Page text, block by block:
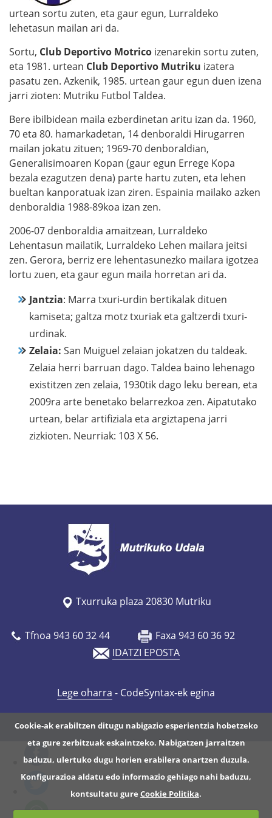
Cookie-ak erabiltzen ditugu nabigazio esperientzia hobetzeko
eta gure zerbitzuak eskaintzeko. Nabigatzen jarraitzen
baduzu, ulertuko dugu horien erabilera onartzen duzula.
Konfigurazioa aldatu edo informazio gehiago nahi baduzu,
kontsultatu gure Cookie Politika.
urtean sortu zuten, eta gaur egun, Lurraldeko
lehetasun mailan ari da.
Sortu, Club Deportivo Motrico izenarekin sortu zuten,
eta 1981. urtean Club Deportivo Mutriku izatera
pasatu zen. Azkenik, 1985. urtean gaur egun duen izena
jarri zioten: Mutriku Futbol Taldea.
Bere ibilbidean maila ezberdinetan aritu izan da. 1960,
70 eta 80. hamarkadetan, 14 denboraldi Hirugarren
mailan jokatu zituen; 1969-70 denboraldian,
Generalisimoaren Kopan (gaur egun Errege Kopa
bezala ezagutzen dena) parte hartu zuten, eta lehen
bueltan kanporatuak izan ziren. Espainia mailako azken
denboraldia 1988-89koa izan zen.
2006-07 denboraldia amaitzean, Lurraldeko
Lehentasun mailatik, Lurraldeko Lehen mailara jeitsi
zen. Gerora, berriz ere lehentasunezko mailara igotzea
lortu zuen, eta gaur egun maila horretan ari da.
Jantzia: Marra txuri-urdin bertikalak dituen
kamiseta; galtza motz txuriak eta galtzerdi txuri-
urdinak.
Zelaia: San Muiguel zelaian jokatzen du taldeak.
Zelaia herri barruan dago. Taldea baino lehenago
existitzen zen zelaia, 1930tik dago leku berean, eta
2009ra arte benetako belarrezkoa zen. Aipatutako
urtean, belar artifiziala eta argiztapena jarri
zizkioten. Neurriak: 103 X 56.
Txurruka plaza 20830 Mutriku
Tfnoa 943 60 32 44
Faxa 943 60 36 92
IDATZI EPOSTA
Lege oharra - CodeSyntax-ek egina